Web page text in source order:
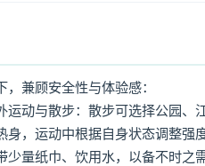
兼顾安全性与体验感：
动与散步：散步可选择公园、
，运动中根据自身状态调整强
量纸巾、饮用水，以备不时之需